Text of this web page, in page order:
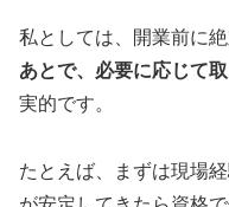
私としては、開業前に
あとで、必要に応じて
実的です。
たとえば、まずは現場